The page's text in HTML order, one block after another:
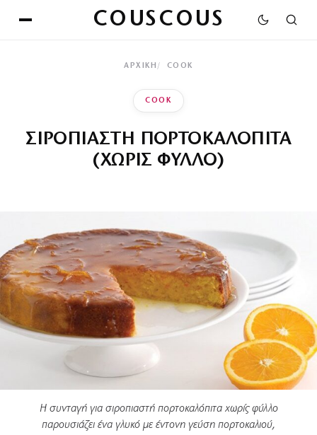
COUSCOUS
ΑΡΧΙΚΉ COOK
COOK
ΣΙΡΟΠΙΑΣΤΗ ΠΟΡΤΟΚΑΛΟΠΙΤΑ
(ΧΩΡΙΣ ΦΥΛΛΟ)
Η συνταγή για σιροπιαστή πορτοκαλόπιτα χωρίς φύλλο
παρουσιάζει ένα γλυκό με έντονη γεύση πορτοκαλιού,